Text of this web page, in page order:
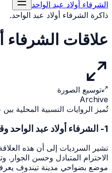
الشرفاء أولاد عبد الواحد
ذاكرة الشرفاء أولاد عبد الواحد.
علاقات الشرفاء
توسيع الصورة
Archive
تُميز الروايات النسبية المحلية
1- الشرفاء أولاد عبد الواحد وقبيلة العروسيين:
تشير السرديات إلى أن هذه
الاحترام المتبادل وحسن الجوار.
موضع بضواحي مدينة تيندوف يعرف